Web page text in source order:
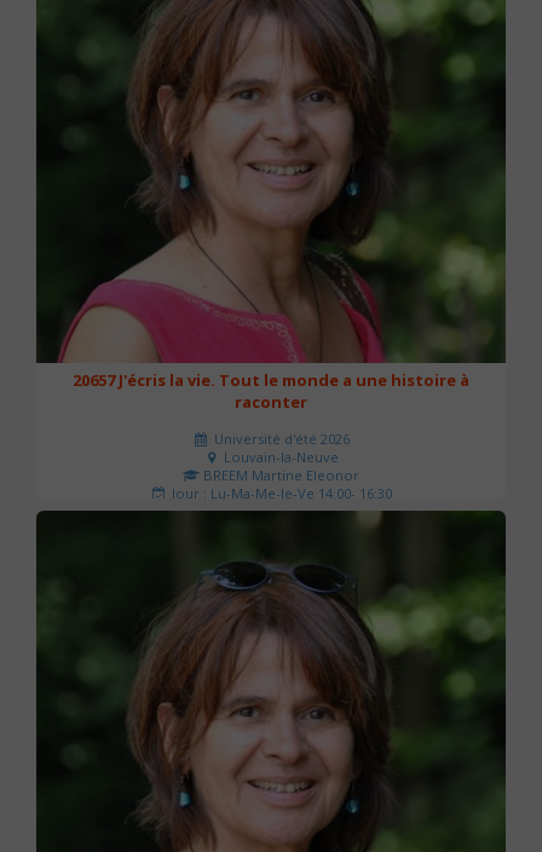
20657 J'écris la vie. Tout le monde a une histoire à
raconter
Université d'été 2026
Louvain-la-Neuve
BREEM Martine Eleonor
Jour : Lu-Ma-Me-Je-Ve 14:00- 16:30
Nombre de séances : 3